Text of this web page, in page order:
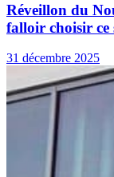
Réveillon du
falloir choisir ce
31 décembre 2025